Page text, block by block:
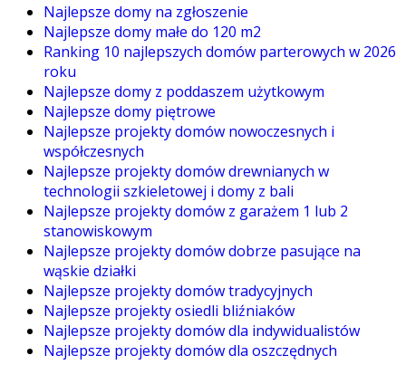
Najlepsze domy na zgłoszenie
Najlepsze domy małe do 120 m2
Ranking 10 najlepszych domów parterowych w 2026
roku
Najlepsze domy z poddaszem użytkowym
Najlepsze domy piętrowe
Najlepsze projekty domów nowoczesnych i
współczesnych
Najlepsze projekty domów drewnianych w
technologii szkieletowej i domy z bali
Najlepsze projekty domów z garażem 1 lub 2
stanowiskowym
Najlepsze projekty domów dobrze pasujące na
wąskie działki
Najlepsze projekty domów tradycyjnych
Najlepsze projekty osiedli bliźniaków
Najlepsze projekty domów dla indywidualistów
Najlepsze projekty domów dla oszczędnych